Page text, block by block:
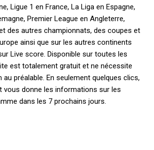
Ligue 1 en France, La Liga en Espagne,
Premier League en Angleterre,
des autres championnats, des coupes et
ainsi que sur les autres continents
Live score. Disponible sur toutes les
est totalement gratuit et ne nécessite
au préalable. En seulement quelques clics,
vous donne les informations sur les
dans les 7 prochains jours.